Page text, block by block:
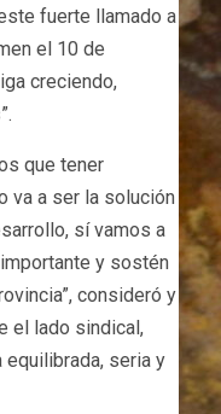
fuerte llamado a
el 10 de
creciendo,
que tener
va a ser la solución
sí vamos a
y sostén
consideró y
el lado sindical,
equilibrada, seria y